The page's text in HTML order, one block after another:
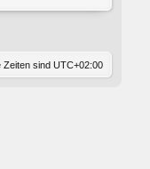
Zeiten sind UTC+02:00